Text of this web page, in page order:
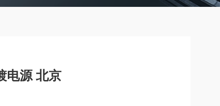
山本镀金 电镀电源 北京